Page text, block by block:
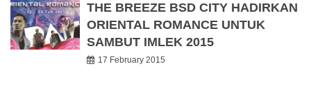
THE BREEZE BSD CITY HADIRKAN
ORIENTAL ROMANCE UNTUK
SAMBUT IMLEK 2015
17 February 2015